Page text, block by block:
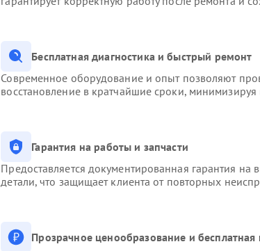
Бесплатная диагностика и быстрый ремонт
Современное оборудование и опыт позволяют
восстановление в кратчайшие сроки, минимизируя
Гарантия на работы и запчасти
Предоставляется документированная гарантия
детали, что защищает клиента от повторных
Прозрачное ценообразование и бесплатная